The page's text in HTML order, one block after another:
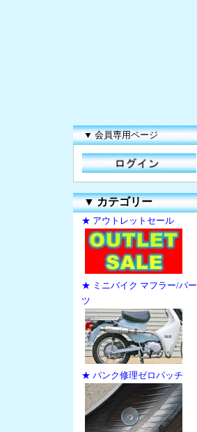
▼ 会員専用ページ
▼カテゴリー
★ アウトレットセール
★ ミニバイク マフラー/パー
ツ
★ パンク修理ゼロパッチ